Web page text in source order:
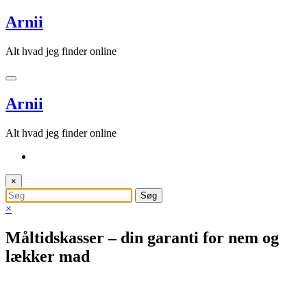
Arnii
Alt hvad jeg finder online
Arnii
Alt hvad jeg finder online
×
×
Måltidskasser – din garanti for nem og
lækker mad